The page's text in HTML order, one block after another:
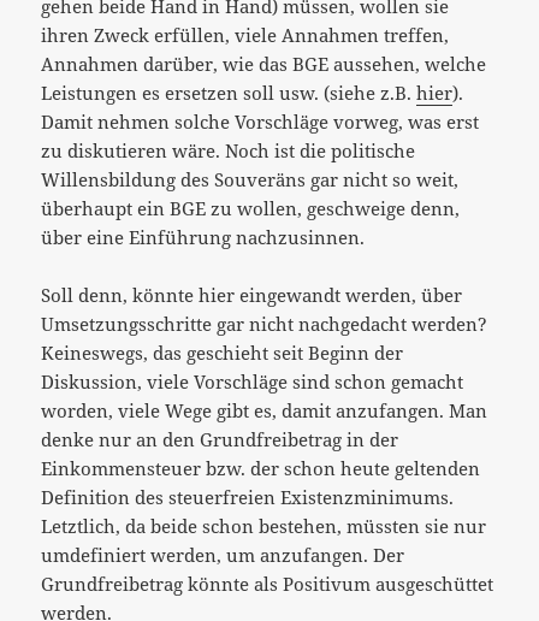
gehen beide Hand in Hand) müssen, wollen sie
ihren Zweck erfüllen, viele Annahmen treffen,
Annahmen darüber, wie das BGE aussehen, welche
Leistungen es ersetzen soll usw. (siehe z.B.hier).
Damit nehmen solche Vorschläge vorweg, was erst
zu diskutieren wäre. Noch ist die politische
Willensbildung des Souveräns gar nicht so weit,
überhaupt ein BGE zu wollen, geschweige denn,
über eine Einführung nachzusinnen.
Soll denn, könnte hier eingewandt werden, über
Umsetzungsschritte gar nicht nachgedacht werden?
Keineswegs, das geschieht seit Beginn der
Diskussion, viele Vorschläge sind schon gemacht
worden, viele Wege gibt es, damit anzufangen. Man
denke nur an den Grundfreibetrag in der
Einkommensteuer bzw. der schon heute geltenden
Definition des steuerfreien Existenzminimums.
Letztlich, da beide schon bestehen, müssten sie nur
umdefiniert werden, um anzufangen. Der
Grundfreibetrag könnte als Positivum ausgeschüttet
werden.